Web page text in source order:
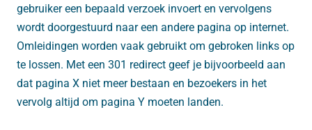
gebruiker een bepaald verzoek invoert en vervolgens
wordt doorgestuurd naar een andere pagina op internet.
Omleidingen worden vaak gebruikt om gebroken links op
te lossen. Met een 301 redirect geef je bijvoorbeeld aan
dat pagina X niet meer bestaan en bezoekers in het
vervolg altijd om pagina Y moeten landen.